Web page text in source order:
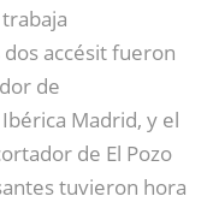
accésit fueron
de
Madrid, y el
de El Pozo
tuvieron hora